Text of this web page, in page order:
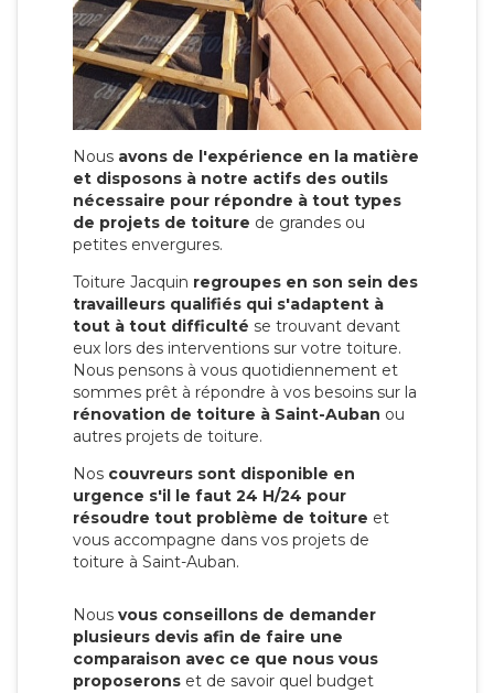
Nous avons de l'expérience en la matière
et disposons à notre actifs des outils
nécessaire pour répondre à tout types
de projets de toiture de grandes ou
petites envergures.
Toiture Jacquin regroupes en son sein des
travailleurs qualifiés qui s'adaptent à
tout à tout difficulté se trouvant devant
eux lors des interventions sur votre toiture.
Nous pensons à vous quotidiennement et
sommes prêt à répondre à vos besoins sur la
rénovation de toiture à Saint-Auban ou
autres projets de toiture.
Nos couvreurs sont disponible en
urgence s'il le faut 24 H/24 pour
résoudre tout problème de toiture et
vous accompagne dans vos projets de
toiture à Saint-Auban.
Nous vous conseillons de demander
plusieurs devis afin de faire une
comparaison avec ce que nous vous
proposerons et de savoir quel budget